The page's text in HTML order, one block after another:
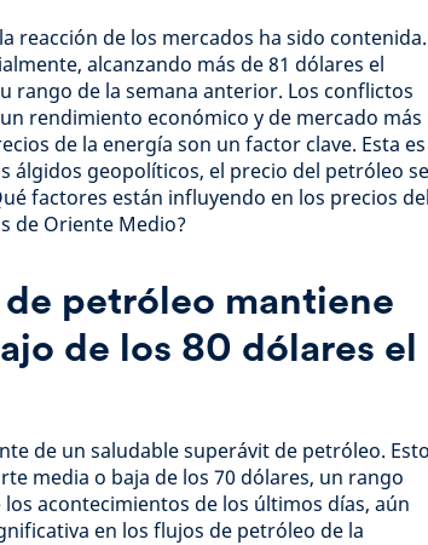
reacción de los mercados ha sido contenida.
alcanzando más de 81 dólares el
rango de la semana anterior. Los conflictos
rendimiento económico y de mercado más
de la energía son un factor clave. Esta es
álgidos geopolíticos, el precio del petróleo se
factores están influyendo en los precios del
de Oriente Medio?
petróleo mantiene
de los 80 dólares el
de un saludable superávit de petróleo. Esto
media o baja de los 70 dólares, un rango
acontecimientos de los últimos días, aún
en los flujos de petróleo de la